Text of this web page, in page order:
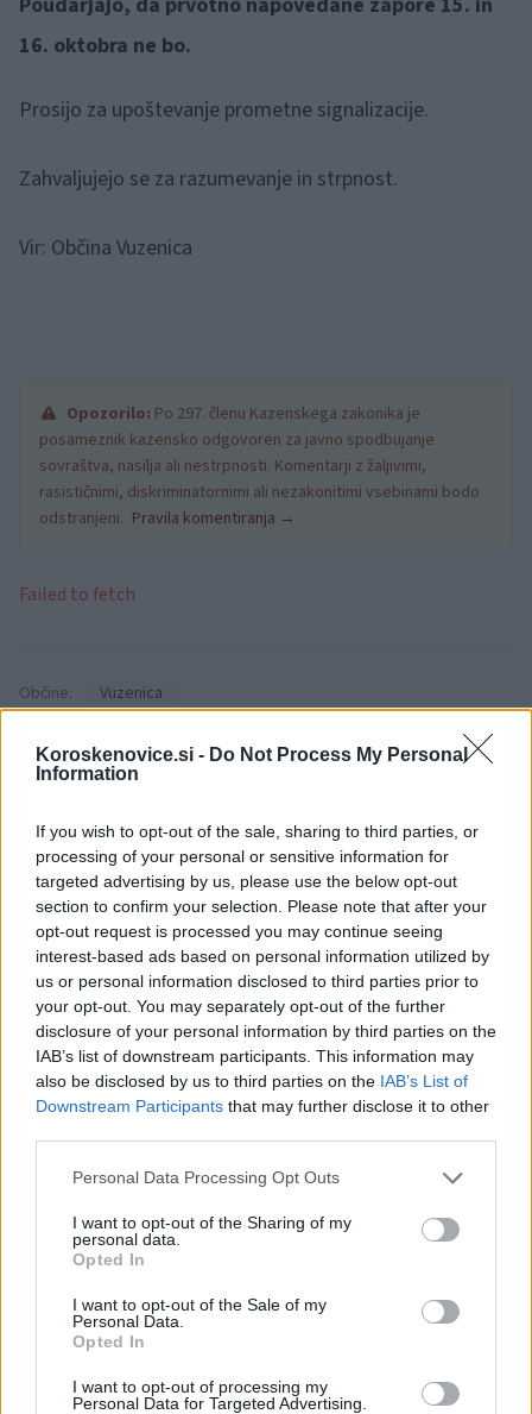
Koroskenovice.si - Do Not Process My Personal
Information
If you wish to opt-out of the sale, sharing to third parties, or
processing of your personal or sensitive information for
targeted advertising by us, please use the below opt-out
section to confirm your selection. Please note that after your
opt-out request is processed you may continue seeing
interest-based ads based on personal information utilized by
us or personal information disclosed to third parties prior to
your opt-out. You may separately opt-out of the further
disclosure of your personal information by third parties on the
IAB’s list of downstream participants. This information may
also be disclosed by us to third parties on the IAB’s List of
Downstream Participants that may further disclose it to other
Please note that this website/app uses one or more Google
not limited to your visit or usage behaviour. You may click to
grant or deny consent to Google and its third-party tags to
use your data for below specified purposes in below Google
consent section.
Personal Data Processing Opt Outs
I want to opt-out of the Sharing of my
personal data.
Opted In
I want to opt-out of the Sale of my
Personal Data.
Opted In
I want to opt-out of processing my
Personal Data for Targeted Advertising.
16. oktobra ne bo.
Prosijo za upoštevanje prometne signalizacije.
Zahvaljujejo se za razumevanje in strpnost.
Vir: Občina Vuzenica
Opozorilo: Po 297. členu Kazenskega zakonika je
posameznik kazensko odgovoren za javno spodbujanje
sovraštva, nasilja ali nestrpnosti. Komentarji z žaljivimi,
rasističnimi, diskriminatornimi ali nezakonitimi vsebinami bodo
odstranjeni. Pravila komentiranja →
Failed to fetch
Občine: Vuzenica
Kategorije: Obvestila
Ključne besede:
obvestilo
popolna zapora zapora
Več iz kraja Vuzenica
Zaradi vremena se današnja
otvoritev Vuzeniških dni seli v
Freestyle navdušuje s poletno
prilagojenimi cenami koles
Od 11. avgusta popolna zapora
ceste Falorn–Sv. Primož
igrišče v Vuzenici: Naj se
odštevanje do prvega servisa